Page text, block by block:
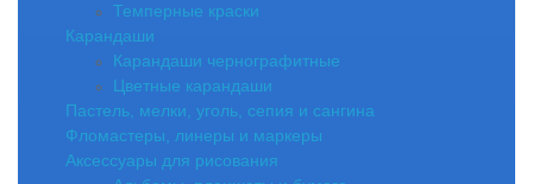
Темперные краски
Карандаши
Карандаши чернографитные
Цветные карандаши
Пастель, мелки, уголь, сепия и сангина
Фломастеры, линеры и маркеры
Аксессуары для рисования